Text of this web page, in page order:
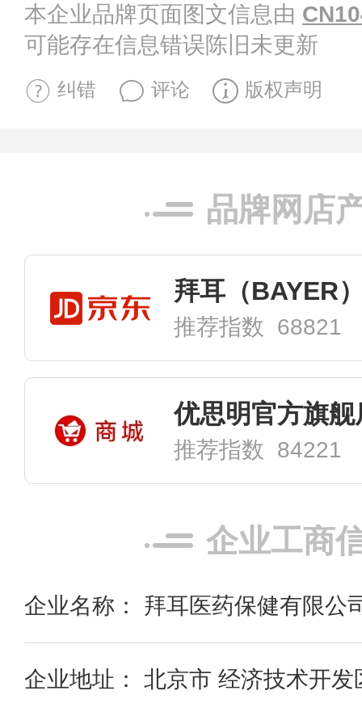
本企业品牌页面图文信息由
可能存在信息错误陈旧未更新
纠错 评论 版权声明
品牌网店
推荐指数 68821
优思明官方旗舰
推荐指数 84221
企业工商
企业名称： 拜耳医药保健有限公
企业地址： 北京市 经济技术开发